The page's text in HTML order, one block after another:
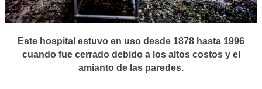
Este hospital estuvo en uso desde 1878 hasta 1996
cuando fue cerrado debido a los altos costos y el
amianto de las paredes.